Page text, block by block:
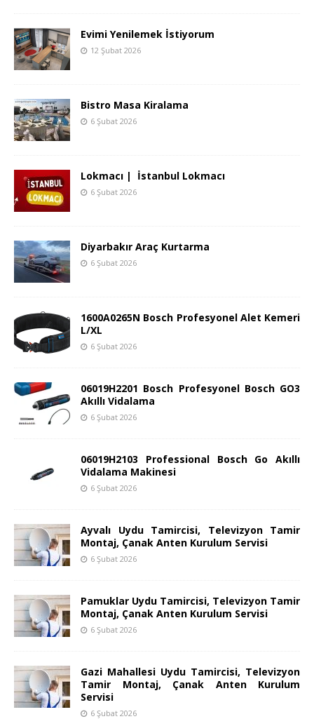
Evimi Yenilemek İstiyorum
12 Şubat 2026
Bistro Masa Kiralama
6 Şubat 2026
Lokmacı | İstanbul Lokmacı
6 Şubat 2026
Diyarbakır Araç Kurtarma
6 Şubat 2026
1600A0265N Bosch Profesyonel Alet Kemeri
L/XL
6 Şubat 2026
06019H2201 Bosch Profesyonel Bosch GO3
Akıllı Vidalama
6 Şubat 2026
06019H2103 Professional Bosch Go Akıllı
Vidalama Makinesi
6 Şubat 2026
Ayvalı Uydu Tamircisi, Televizyon Tamir
Montaj, Çanak Anten Kurulum Servisi
6 Şubat 2026
Pamuklar Uydu Tamircisi, Televizyon Tamir
Montaj, Çanak Anten Kurulum Servisi
6 Şubat 2026
Gazi Mahallesi Uydu Tamircisi, Televizyon
Tamir Montaj, Çanak Anten Kurulum
Servisi
6 Şubat 2026